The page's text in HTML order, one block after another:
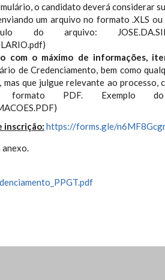
o candidato deverá considerar
um arquivo no formato .XLS
do arquivo:
com o máximo de informações,
de Credenciamento, bem como
mas que julgue relevante ao
formato PDF. Exemplo
inscrição: https://forms.gle/